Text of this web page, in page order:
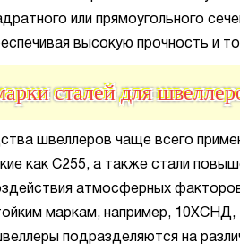
или прямоугольного
высокую прочность и
сталей для
швеллеров чаще всего
как С255, а также стали
атмосферных
маркам, например,
подразделяются на